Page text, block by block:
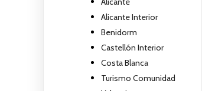
Alicante Interior
Benidorm
Castellón Interior
Costa Blanca
Turismo Comunidad